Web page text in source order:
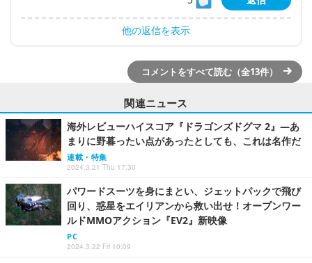
他の返信を表示
コメントをすべて読む（全13件）
関連ニュース
海外レビューハイスコア『ドラゴンズドグマ 2』―あ
まりに野暮ったい点があったとしても、これは名作だ
連載・特集
2024.3.21 Thu 17:30
パワードスーツを身にまとい、ジェットパックで飛び
回り、惑星をエイリアンから救い出せ！オープンワー
ルドMMOアクション『EV2』新映像
PC
2024.3.22 Fri 10:09